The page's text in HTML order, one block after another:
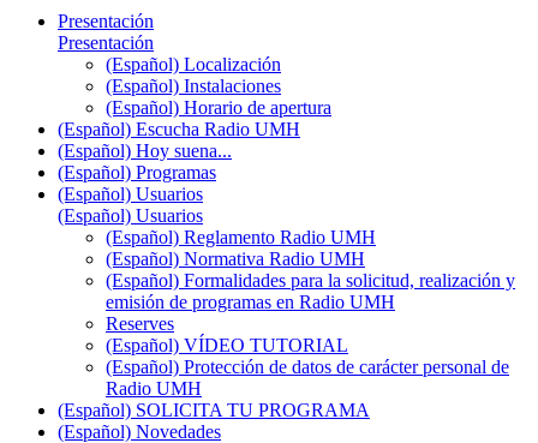
Presentación
Presentación
(Español) Localización
(Español) Instalaciones
(Español) Horario de apertura
(Español) Escucha Radio UMH
(Español) Hoy suena...
(Español) Programas
(Español) Usuarios
(Español) Usuarios
(Español) Reglamento Radio UMH
(Español) Normativa Radio UMH
(Español) Formalidades para la solicitud, realización y
emisión de programas en Radio UMH
Reserves
(Español) VÍDEO TUTORIAL
(Español) Protección de datos de carácter personal de
Radio UMH
(Español) SOLICITA TU PROGRAMA
(Español) Novedades